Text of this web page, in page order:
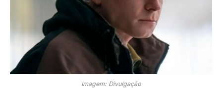
Imagem: Divulgação